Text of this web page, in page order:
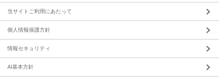
当サイトご利用にあたって
個人情報保護方針
情報セキュリティ
AI基本方針